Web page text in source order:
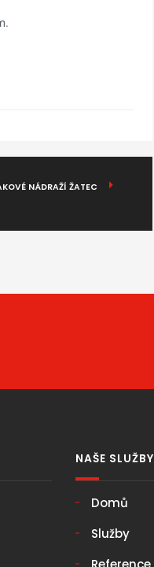
NÁDRAŽÍ ŽATEC
NAŠE SLUŽBY
Domů
Služby